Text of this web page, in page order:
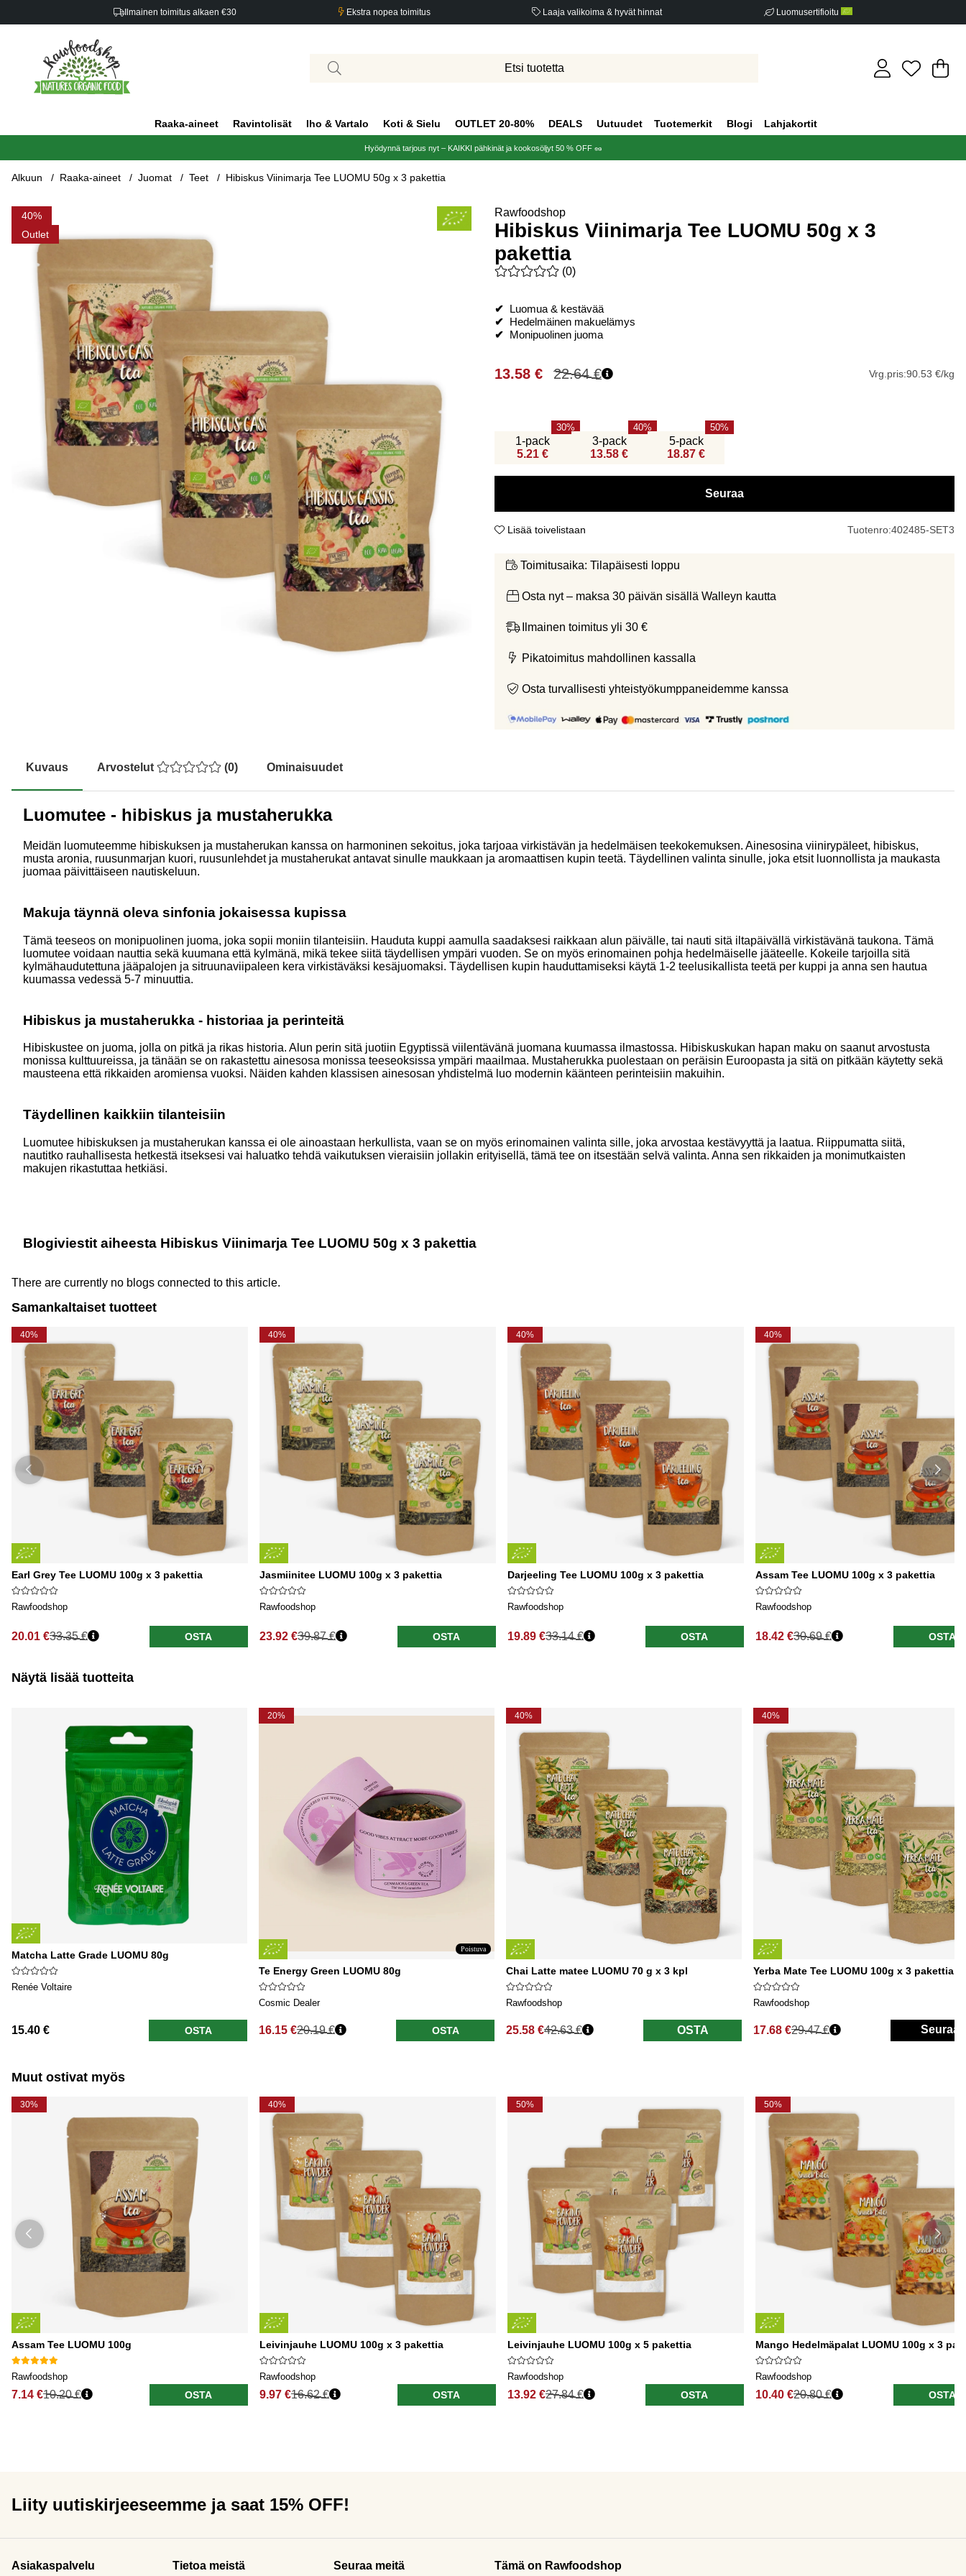
Ilmainen toimitus alkaen €30 Ekstra nopea toimitus Laaja valikoima & hyvät hinnat Luomusertifioitu
.
Raaka-aineet Ravintolisät Iho & Vartalo Koti & Sielu OUTLET 20-80% DEALS Uutuudet Tuotemerkit Blogi Lahjakortit
Hyödynnä tarjous nyt – KAIKKI pähkinät ja kookosöljyt 50 % OFF 🥜
Alkuun Raaka-aineet Juomat Teet Hibiskus Viinimarja Tee LUOMU 50g x 3 pakettia
40
Outlet
Tuotekuvat Hibiskus Viinimarja Tee LUOMU 50g x 3 pakettia Rawfoodshop
Hibiskus Viinimarja Tee LUOMU 50g x 3
pakettia
Keskiarvoluokitus 0 / 5 Arvioiden määrä 0
(0)
✔
Luomua & kestävää
✔
Hedelmäinen makuelämys
✔
Monipuolinen juoma
22.64€
13.58 € Vrg.pris:90.53 €/kg
1-pack
5.21 €
30
3-pack
13.58 €
40
5-pack
18.87 €
50
Seuraa
Lisää toivelistaan Tuotenro:402485-SET3
Toimitusaika: Tilapäisesti loppu
Osta nyt – maksa 30 päivän sisällä Walleyn kautta
Ilmainen toimitus yli 30 €
Pikatoimitus mahdollinen kassalla
Osta turvallisesti yhteistyökumppaneidemme kanssa
Kuvaus Arvostelut (0) Ominaisuudet
Luomutee - hibiskus ja mustaherukka
Meidän luomuteemme hibiskuksen ja mustaherukan kanssa on harmoninen sekoitus, joka tarjoaa virkistävän ja hedelmäisen teekokemuksen. Ainesosina viinirypäleet, hibiskus,
musta aronia, ruusunmarjan kuori, ruusunlehdet ja mustaherukat antavat sinulle maukkaan ja aromaattisen kupin teetä. Täydellinen valinta sinulle, joka etsit luonnollista ja maukasta
juomaa päivittäiseen nautiskeluun.
Makuja täynnä oleva sinfonia jokaisessa kupissa
Tämä teeseos on monipuolinen juoma, joka sopii moniin tilanteisiin. Hauduta kuppi aamulla saadaksesi raikkaan alun päivälle, tai nauti sitä iltapäivällä virkistävänä taukona. Tämä
luomutee voidaan nauttia sekä kuumana että kylmänä, mikä tekee siitä täydellisen ympäri vuoden. Se on myös erinomainen pohja hedelmäiselle jääteelle. Kokeile tarjoilla sitä
kylmähaudutettuna jääpalojen ja sitruunaviipaleen kera virkistäväksi kesäjuomaksi. Täydellisen kupin hauduttamiseksi käytä 1-2 teelusikallista teetä per kuppi ja anna sen hautua
kuumassa vedessä 5-7 minuuttia.
Hibiskus ja mustaherukka - historiaa ja perinteitä
Hibiskustee on juoma, jolla on pitkä ja rikas historia. Alun perin sitä juotiin Egyptissä viilentävänä juomana kuumassa ilmastossa. Hibiskuskukan hapan maku on saanut arvostusta
monissa kulttuureissa, ja tänään se on rakastettu ainesosa monissa teeseoksissa ympäri maailmaa. Mustaherukka puolestaan on peräisin Euroopasta ja sitä on pitkään käytetty sekä
mausteena että rikkaiden aromiensa vuoksi. Näiden kahden klassisen ainesosan yhdistelmä luo modernin käänteen perinteisiin makuihin.
Täydellinen kaikkiin tilanteisiin
Luomutee hibiskuksen ja mustaherukan kanssa ei ole ainoastaan herkullista, vaan se on myös erinomainen valinta sille, joka arvostaa kestävyyttä ja laatua. Riippumatta siitä,
nautitko rauhallisesta hetkestä itseksesi vai haluatko tehdä vaikutuksen vieraisiin jollakin erityisellä, tämä tee on itsestään selvä valinta. Anna sen rikkaiden ja monimutkaisten
makujen rikastuttaa hetkiäsi.
Blogiviestit aiheesta Hibiskus Viinimarja Tee LUOMU 50g x 3 pakettia
There are currently no blogs connected to this article.
Samankaltaiset tuotteet
40%
Earl Grey Tee LUOMU 100g x 3 pakettia
Rawfoodshop
20.01 €33.35 € OSTA
40%
Jasmiinitee LUOMU 100g x 3 pakettia
Rawfoodshop
23.92 €39.87 € OSTA
40%
Darjeeling Tee LUOMU 100g x 3 pakettia
Rawfoodshop
19.89 €33.14 € OSTA
40%
Assam Tee LUOMU 100g x 3 pakettia
Rawfoodshop
18.42 €30.69 € OSTA
Näytä lisää tuotteita
Matcha Latte Grade LUOMU 80g
Renée Voltaire
15.40 € OSTA
20%
Poistuva
Te Energy Green LUOMU 80g
Cosmic Dealer
16.15 €
Normaali hinta
20.19 € OSTA
40%
Chai Latte matee LUOMU 70 g x 3 kpl
Rawfoodshop
25.58 €
Normaali hinta
42.63 € OSTA
40%
Yerba Mate Tee LUOMU 100g x 3 pakettia
Rawfoodshop
17.68 €
Normaali hinta
29.47 € Seuraa
Muut ostivat myös
30%
Assam Tee LUOMU 100g
Rawfoodshop
7.14 €10.20 € OSTA
40%
Leivinjauhe LUOMU 100g x 3 pakettia
Rawfoodshop
9.97 €16.62 € OSTA
50%
Leivinjauhe LUOMU 100g x 5 pakettia
Rawfoodshop
13.92 €27.84 € OSTA
50%
Mango Hedelmäpalat LUOMU 100g x 3
Rawfoodshop
10.40 €20.80 € OSTA
Liity uutiskirjeeseemme ja saat 15% OFF!
Asiakaspalvelu Tietoa meistä Seuraa meitä Tämä on Rawfoodshop